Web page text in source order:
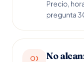
Precio,
pregunta
No